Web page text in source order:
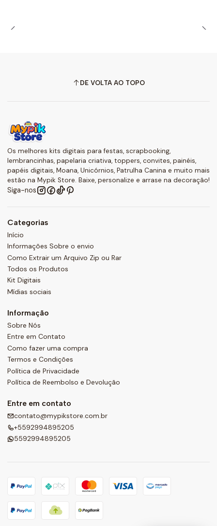
DE VOLTA AO TOPO
Os melhores kits digitais para festas, scrapbooking,
lembrancinhas, papelaria criativa, toppers, convites, painéis,
papéis digitais, Moana, Unicórnios, Patrulha Canina e muito mais
estão na Mypik Store. Baixe, personalize e arrase na decoração!
Siga-nos
Categorias
Início
Informações Sobre o envio
Como Extrair um Arquivo Zip ou Rar
Todos os Produtos
Kit Digitais
Mídias sociais
Informação
Sobre Nós
Entre em Contato
Como fazer uma compra
Termos e Condições
Política de Privacidade
Política de Reembolso e Devolução
Entre em contato
contato@mypikstore.com.br
+5592994895205
5592994895205